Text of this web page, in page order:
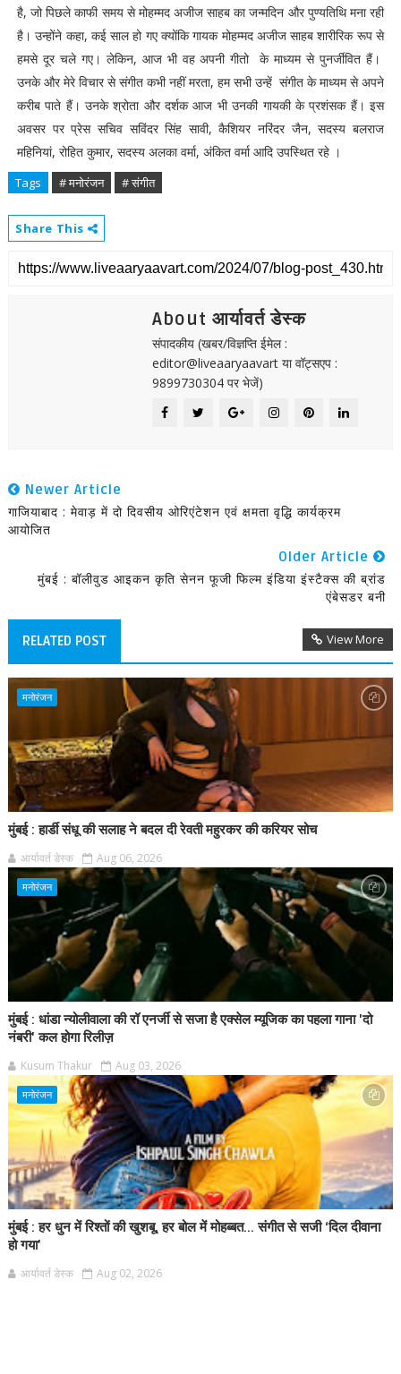
है, जो पिछले काफी समय से मोहम्मद अजीज साहब का जन्मदिन और पुण्यतिथि मना रही
है। उन्होंने कहा, कई साल हो गए क्योंकि गायक मोहम्मद अजीज साहब शारीरिक रूप से
हमसे दूर चले गए। लेकिन, आज भी वह अपनी गीतो के माध्यम से पुनर्जीवित हैं।
उनके और मेरे विचार से संगीत कभी नहीं मरता, हम सभी उन्हें संगीत के माध्यम से अपने
करीब पाते हैं। उनके श्रोता और दर्शक आज भी उनकी गायकी के प्रशंसक हैं। इस
अवसर पर प्रेस सचिव सविंदर सिंह सावी, कैशियर नरिंदर जैन, सदस्य बलराज
महिनियां, रोहित कुमार, सदस्य अलका वर्मा, अंकित वर्मा आदि उपस्थित रहे ।
Tags # मनोरंजन # संगीत
Share This
About आर्यावर्त डेस्क
संपादकीय (खबर/विज्ञप्ति ईमेल :
editor@liveaaryaavart या वॉट्सएप :
9899730304 पर भेजें)
Newer Article
गाजियाबाद : मेवाड़ में दो दिवसीय ओरिएंटेशन एवं क्षमता वृद्धि कार्यक्रम
आयोजित
Older Article
मुंबई : बॉलीवुड आइकन कृति सेनन फूजी फिल्म इंडिया इंस्टैक्स की ब्रांड
एंबेसडर बनी
RELATED POST View More
मनोरंजन
मुंबई : हार्डी संधू की सलाह ने बदल दी रेवती महुरकर की करियर सोच
आर्यावर्त डेस्क Aug 06, 2026
मनोरंजन
मुंबई : धांडा न्योलीवाला की रॉ एनर्जी से सजा है एक्सेल म्यूजिक का पहला गाना 'दो
नंबरी' कल होगा रिलीज़
Kusum Thakur Aug 03, 2026
मनोरंजन
मुंबई : हर धुन में रिश्तों की खुशबू, हर बोल में मोहब्बत... संगीत से सजी ‘दिल दीवाना
हो गया’
आर्यावर्त डेस्क Aug 02, 2026